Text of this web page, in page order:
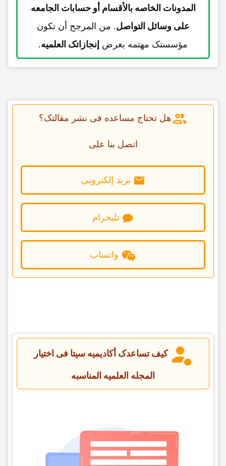
المدونات الخاصه بالأقسام أو حسابات الجامعه
على وسائل التواصل. من المرجح أن تکون
مؤسستک مهتمه بعرض إنجازاتک العلمیه.
هل تحتاج مساعده فی نشر مقالتک؟
اتصل بنا على
برید إلکترونی
تلیجرام
واتساب
کیف تساعدک أکادیمیه سیتا فی اختیار
المجله العلمیه المناسبه